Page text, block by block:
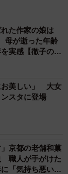
た作家の娘は
母が逝った年齢
実感【徹子の部
お美しい」 大女
スタに登場
京都の老舗和菓
職人が手がけた
「気持ち悪いく